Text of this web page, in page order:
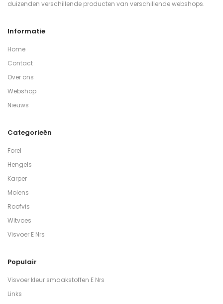
duizenden verschillende producten van verschillende webshops.
Informatie
Home
Contact
Over ons
Webshop
Nieuws
Categorieën
Forel
Hengels
Karper
Molens
Roofvis
Witvoes
Visvoer E Nrs
Populair
Visvoer kleur smaakstoffen E Nrs
Links